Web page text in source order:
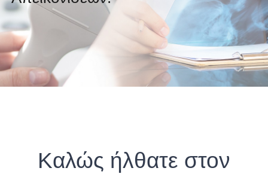
Καλώς ήλθατε στον